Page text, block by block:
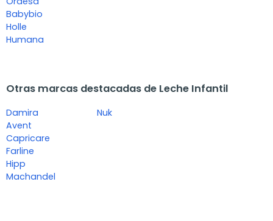
Babybio
Holle
Humana
Otras marcas destacadas de Leche Infantil
Damira
Avent
Capricare
Farline
Hipp
Machandel
Nuk